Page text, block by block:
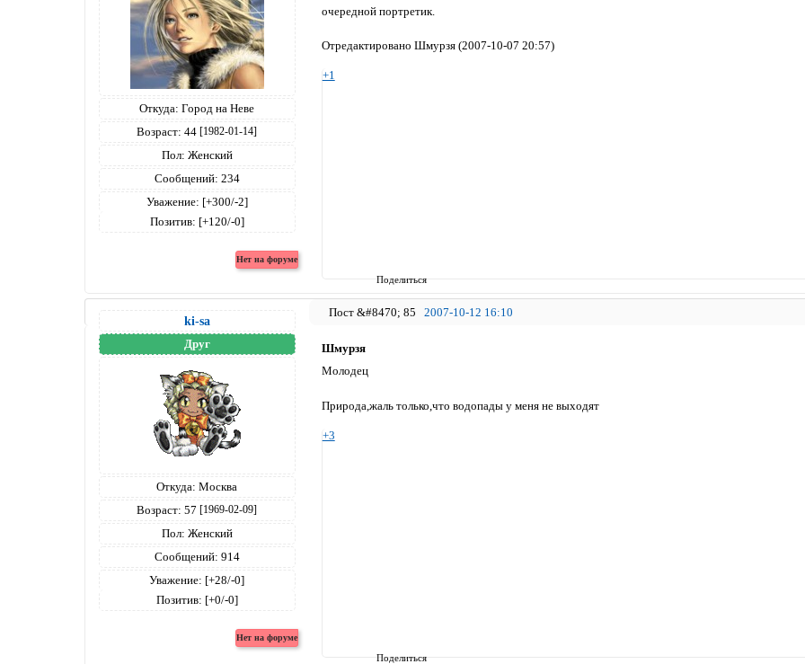
Поделиться
Откуда: Город на Неве
Возраст: 44 [1982-01-14]
Пол: Женский
Сообщений: 234
Уважение: [+300/-2]
Позитив: [+120/-0]
очередной портретик.
Отредактировано Шмурзя (2007-10-07 20:57)
+1
Поделиться
85 2007-10-12 16:10
ki-sa
Друг
Откуда: Москва
Возраст: 57 [1969-02-09]
Пол: Женский
Сообщений: 914
Уважение: [+28/-0]
Позитив: [+0/-0]
Шмурзя
Молодец
Природа,жаль только,что водопады у меня не выходят
+3